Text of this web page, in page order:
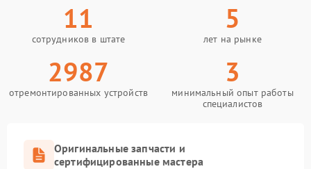
11
сотрудников в штате
5
лет на рынке
2987
отремонтированных устройств
3
минимальный опыт работы
специалистов
Оригинальные запчасти и
сертифицированные мастера